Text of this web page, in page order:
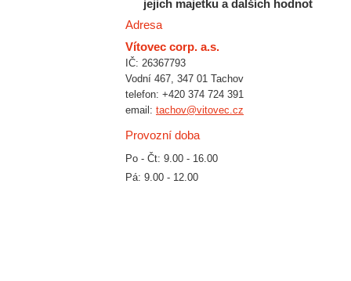
jejich majetku a dalších hodnot
Adresa
Vítovec corp. a.s.
IČ: 26367793
Vodní 467 , 347 01 Tachov
telefon: +420 374 724 391
email: tachov@vitovec.cz
Provozní doba
Po - Čt: 9.00 - 16.00
Pá: 9.00 - 12.00